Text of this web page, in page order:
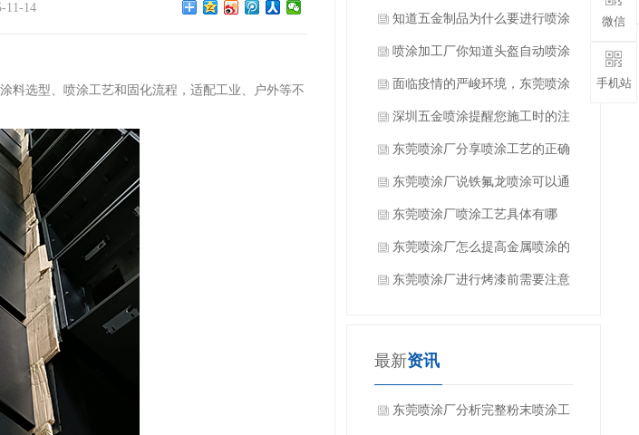
11-14
料选型、喷涂工艺和固化流程，适配工业、户外等不
知道五金制品为什么要进行喷涂
加工吗？
喷涂加工厂你知道头盔自动喷涂
设备的特点吗？
面临疫情的严峻环境，东莞喷涂
厂家该如何顺利开展工作？
深圳五金喷涂提醒您施工时的注
意要点
东莞喷涂厂分享喷涂工艺的正确
操作和技巧
东莞喷涂厂说铁氟龙喷涂可以通
过几种方法测试储存变质问题
东莞喷涂厂喷涂工艺具体有哪
些？
东莞喷涂厂怎么提高金属喷涂的
效果？
东莞喷涂厂进行烤漆前需要注意
最新资讯
东莞喷涂厂分析完整粉末喷涂工
微信
手机站